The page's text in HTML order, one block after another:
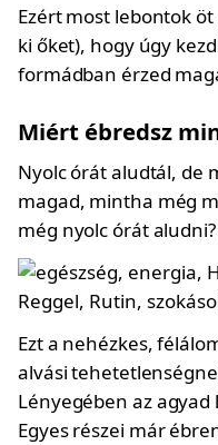
Ezért most lebontok
ki őket), hogy úgy
formádban érzed
Miért ébredsz
Nyolc órát aludtál, de
magad, mintha még
még nyolc órát
Ezt a nehézkes,
alvási
Lényegében az
Egyes részei már